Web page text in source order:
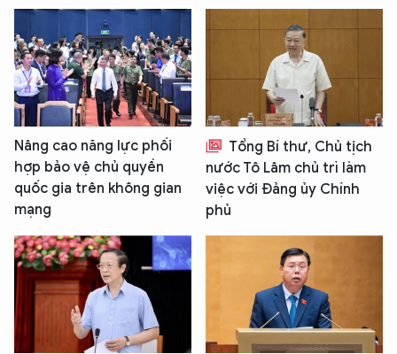
Nâng cao năng lực phối
hợp bảo vệ chủ quyền
quốc gia trên không gian
mạng
Tổng Bí thư, Chủ tịch
nước Tô Lâm chủ trì làm
việc với Đảng ủy Chính
phủ
XIN CHÀO,
TÔI LÀ CHATBOT CỦA
Hãy hỏi tôi bất kỳ điều gì bạn cần biết về
An Ninh Thủ Đô nhé. Tôi sẵn sàng hỗ trợ!